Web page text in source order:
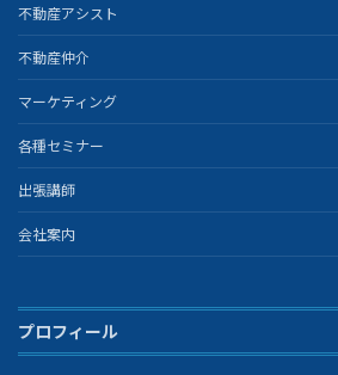
不動産アシスト
不動産仲介
マーケティング
各種セミナー
出張講師
会社案内
プロフィール